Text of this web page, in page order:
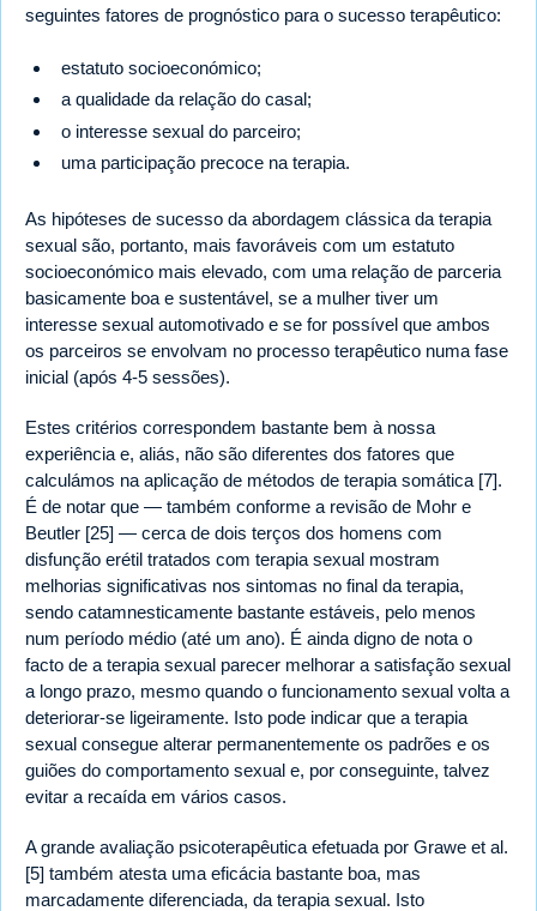
seguintes fatores de prognóstico para o sucesso terapêutico:
estatuto socioeconómico;
a qualidade da relação do casal;
o interesse sexual do parceiro;
uma participação precoce na terapia.
As hipóteses de sucesso da abordagem clássica da terapia
sexual são, portanto, mais favoráveis com um estatuto
socioeconómico mais elevado, com uma relação de parceria
basicamente boa e sustentável, se a mulher tiver um
interesse sexual automotivado e se for possível que ambos
os parceiros se envolvam no processo terapêutico numa fase
inicial (após 4-5 sessões).
Estes critérios correspondem bastante bem à nossa
experiência e, aliás, não são diferentes dos fatores que
calculámos na aplicação de métodos de terapia somática [7].
É de notar que — também conforme a revisão de Mohr e
Beutler [25] — cerca de dois terços dos homens com
disfunção erétil tratados com terapia sexual mostram
melhorias significativas nos sintomas no final da terapia,
sendo catamnesticamente bastante estáveis, pelo menos
num período médio (até um ano). É ainda digno de nota o
facto de a terapia sexual parecer melhorar a satisfação sexual
a longo prazo, mesmo quando o funcionamento sexual volta a
deteriorar-se ligeiramente. Isto pode indicar que a terapia
sexual consegue alterar permanentemente os padrões e os
guiões do comportamento sexual e, por conseguinte, talvez
evitar a recaída em vários casos.
A grande avaliação psicoterapêutica efetuada por Grawe et al.
[5] também atesta uma eficácia bastante boa, mas
marcadamente diferenciada, da terapia sexual. Isto